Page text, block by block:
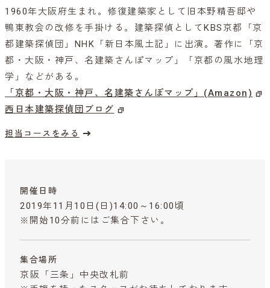
1960年大阪府生まれ。修復建築家として旧本野精吾邸や
鴨東教会の改修を手掛ける。建築探偵としてKBS京都「京
都建築探偵団」NHK「新日本風土記」に出演。著作に「京
都・大阪・神戸、名建築さんぽマップ」「京都の風水地理
学」などがある。
「京都・大阪・神戸、名建築さんぽマップ」(Amazon)
西日本建築探偵団ブログ
担当コースをみる
開催日時
2019年11月10日(日)14:00～16:00頃
※開始10分前にはご集合下さい。
集合場所
京阪「三条」中央改札前